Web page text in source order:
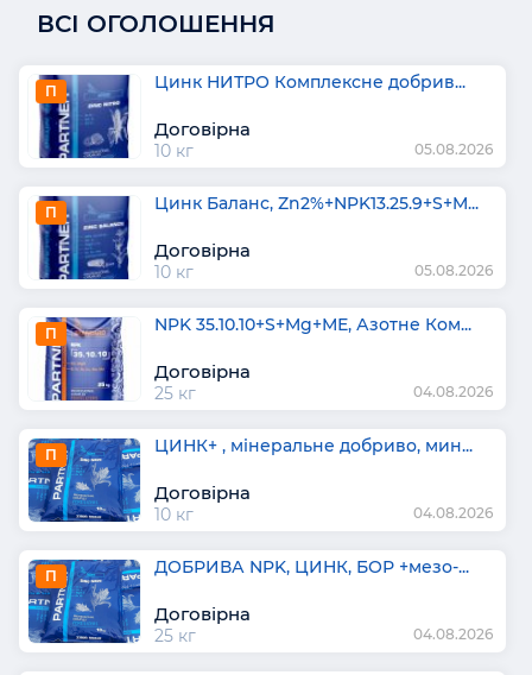
ВСІ ОГОЛОШЕННЯ
П Цинк НИТРО Комплексне добрив...
Договірна
10 кг 05.08.2026
П Цинк Баланс, Zn2%+NPK13.25.9+S+M...
Договірна
10 кг 05.08.2026
П NPK 35.10.10+S+Mg+МЕ, Азотне Ком...
Договірна
25 кг 04.08.2026
П ЦИНК+ , мінеральне добриво, мин...
Договірна
10 кг 04.08.2026
П ДОБРИВА NPK, ЦИНК, БОР +мезо-...
Договірна
25 кг 04.08.2026